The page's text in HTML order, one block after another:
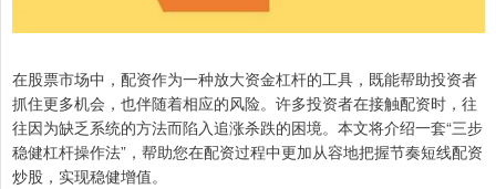
在股票市场中，配资作为一种放大资金杠杆的工具，既能帮助投资者
抓住更多机会，也伴随着相应的风险。许多投资者在接触配资时，往
往因为缺乏系统的方法而陷入追涨杀跌的困境。本文将介绍一套“三步
稳健杠杆操作法”，帮助您在配资过程中更加从容地把握节奏短线配资
炒股，实现稳健增值。